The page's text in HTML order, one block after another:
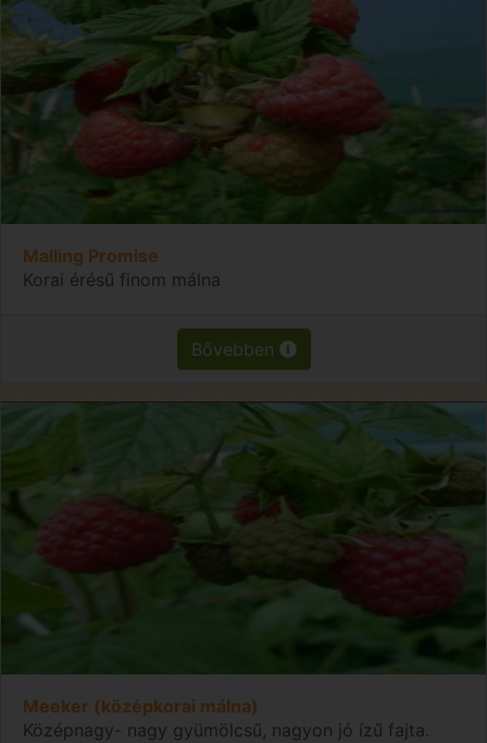
Malling Promise
Korai érésű finom málna
Bővebben
Meeker (középkorai málna)
Középnagy- nagy gyümölcsű, nagyon jó ízű fajta.